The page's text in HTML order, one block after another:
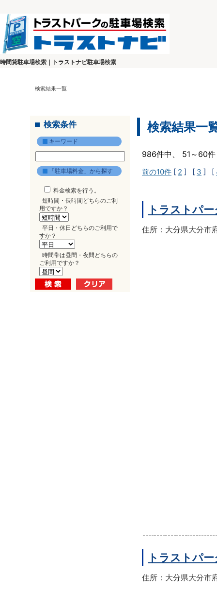
時間貸駐車場検索｜トラストナビ駐車場検索
検索結果一覧
検索条件
キーワード
「駐車場料金」から探す
料金検索を行う。
短時間・長時間どちらのご利
用ですか？
平日・休日どちらのご利用で
すか？
時間帯は昼間・夜間どちらの
ご利用ですか？
検索結果一
986件中、 51～60
前の10件 [ 2 ] [ 3 ] [
トラストパ
住所：大分県大分市
トラストパ
住所：大分県大分市